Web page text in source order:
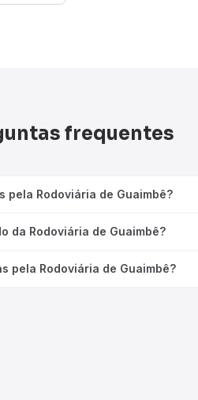
frequentes
pela Rodoviária de Guaimbê?
da Rodoviária de Guaimbê?
pela Rodoviária de Guaimbê?